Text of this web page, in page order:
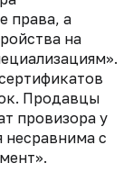
права, а
на
Продавцы
провизора у
несравнима с